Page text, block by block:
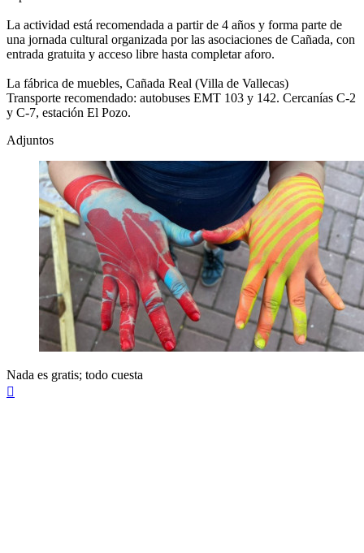
La actividad está recomendada a partir de 4 años y forma parte de
una jornada cultural organizada por las asociaciones de Cañada, con
entrada gratuita y acceso libre hasta completar aforo.
La fábrica de muebles, Cañada Real (Villa de Vallecas)
Transporte recomendado: autobuses EMT 103 y 142. Cercanías C-2
y C-7, estación El Pozo.
Adjuntos
Nada es gratis; todo cuesta